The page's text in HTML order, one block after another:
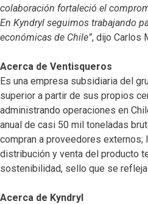
colaboración fortaleció el
En Kyndryl seguimos trabajando
económicas de Chile”, dijo Carlos
Acerca de Ventisqueros
Es una empresa subsidiaria del
superior a partir de sus propios
administrando operaciones en
anual de casi 50 mil toneladas
compran a proveedores
distribución y venta del producto
sostenibilidad, sello que se
Acerca de Kyndryl